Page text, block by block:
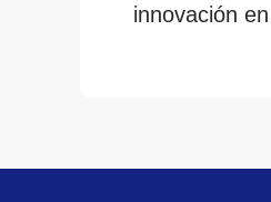
innovación